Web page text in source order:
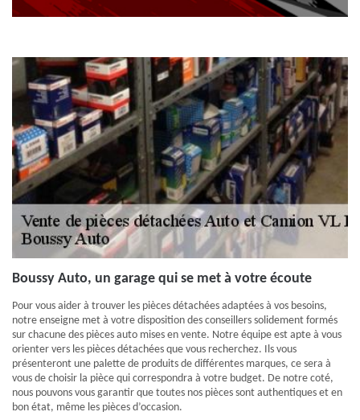
Boussy Auto, un garage qui se met à votre écoute
Pour vous aider à trouver les pièces détachées adaptées à vos besoins,
notre enseigne met à votre disposition des conseillers solidement formés
sur chacune des pièces auto mises en vente. Notre équipe est apte à vous
orienter vers les pièces détachées que vous recherchez. Ils vous
présenteront une palette de produits de différentes marques, ce sera à
vous de choisir la pièce qui correspondra à votre budget. De notre coté,
nous pouvons vous garantir que toutes nos pièces sont authentiques et en
bon état, même les pièces d’occasion.